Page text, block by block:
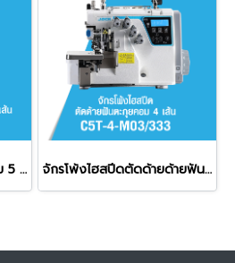
จักรโพ้งไฮสปีดตัดด้ายคอม 5 เส้น JACK รุ่น C3C-5-03/333 จักรโพ้งไฮสปีดตัดด้ายด้ายฟันตะกุยคอม 4 เส้น JACK รุ่น C5T-4-M03/333